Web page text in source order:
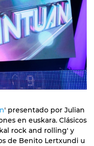
' presentado por Julian
en euskara. Clásicos
rock and rolling' y
de Benito Lertxundi u